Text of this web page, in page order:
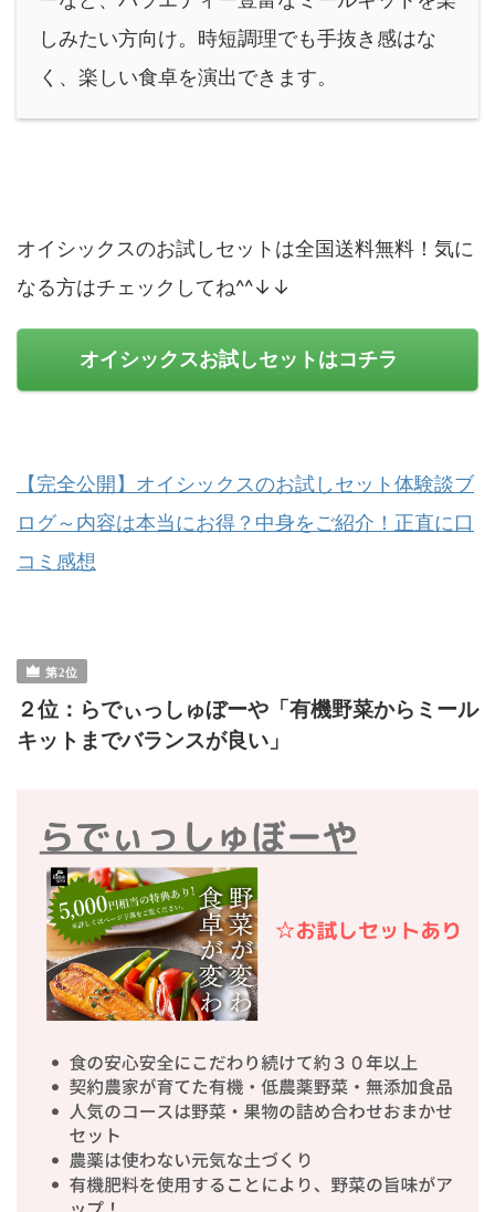
しみたい方向け。時短調理でも手抜き感はな
く、楽しい食卓を演出できます。
オイシックスのお試しセットは全国送料無料！気に
なる方はチェックしてね^^↓↓
オイシックスお試しセットはコチラ
【完全公開】オイシックスのお試しセット体験談ブ
ログ～内容は本当にお得？中身をご紹介！正直に口
コミ感想
２位：らでぃっしゅぼーや「有機野菜からミール
キットまでバランスが良い」